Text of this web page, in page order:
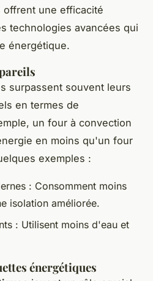
offrent une efficacité
technologies avancées qui
énergétique.
surpassent souvent leurs
en termes de
un four à convection
en moins qu'un four
exemples :
: Consomment moins
isolation améliorée.
: Utilisent moins d'eau et
énergétiques